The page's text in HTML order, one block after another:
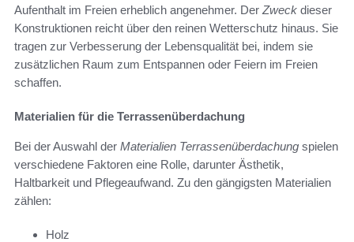
Aufenthalt im Freien erheblich angenehmer. Der Zweck dieser
Konstruktionen reicht über den reinen Wetterschutz hinaus. Sie
tragen zur Verbesserung der Lebensqualität bei, indem sie
zusätzlichen Raum zum Entspannen oder Feiern im Freien
schaffen.
Materialien für die Terrassenüberdachung
Bei der Auswahl der Materialien Terrassenüberdachung spielen
verschiedene Faktoren eine Rolle, darunter Ästhetik,
Haltbarkeit und Pflegeaufwand. Zu den gängigsten Materialien
zählen:
Holz